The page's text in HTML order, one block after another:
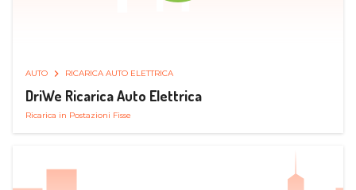
AUTO RICARICA AUTO ELETTRICA
DriWe Ricarica Auto Elettrica
Ricarica in Postazioni Fisse